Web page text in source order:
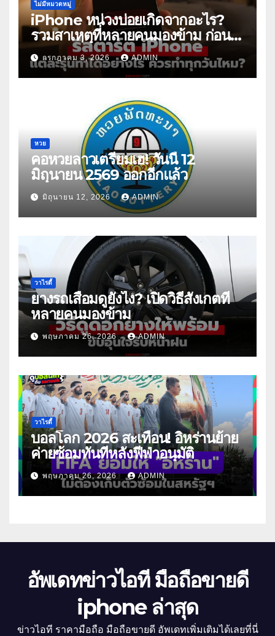
ไม่มีหมวดหมู่
iPhone หน่วงบ่อยเกิดจากอะไร?
รวมสาเหตุที่หลายคนมองข้าม ก่อน
คิดว่าเครื่องเสีย
กรกฎาคม 3, 2026 ADMIN
หวย
คอหวยลาวเตรียมเฮ! วันนี้ 12
มิถุนายน 2569 ออกอีกแล้ว
มิถุนายน 12, 2026 ADMIN
วาไรตี้
ยางรถเสื่อมดูยังไง? เปิดวิธีสังเกตที่
หลายคนมองข้าม
พฤษภาคม 26, 2026 ADMIN
วาไรตี้
บอลโลก 2026 สะเทือน! อิหร่านย้าย
ค่ายซ้อมทันทีหลังฟีฟ่าอนุมัติ
พฤษภาคม 26, 2026 ADMIN
อัพเดทข่าวไอที มือถือขายดี
iphone ล่าสุด
ข่าวไอที ราคามือถือ มือถือขายดี อัพเดทเพิ่มเติมได้เลยที่นี่